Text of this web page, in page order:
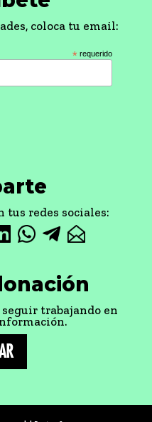
coloca tu email:
* requerido
tus redes sociales:
trabajando en